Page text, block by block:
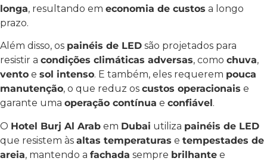
longa, resultando em economia de custos a longo
prazo.
Além disso, os painéis de LED são projetados para
resistir a condições climáticas adversas, como chuva,
vento e sol intenso. E também, eles requerem pouca
manutenção, o que reduz os custos operacionais e
garante uma operação contínua e confiável.
O Hotel Burj Al Arab em Dubai utiliza painéis de LED
que resistem às altas temperaturas e tempestades de
areia, mantendo a fachada sempre brilhante e